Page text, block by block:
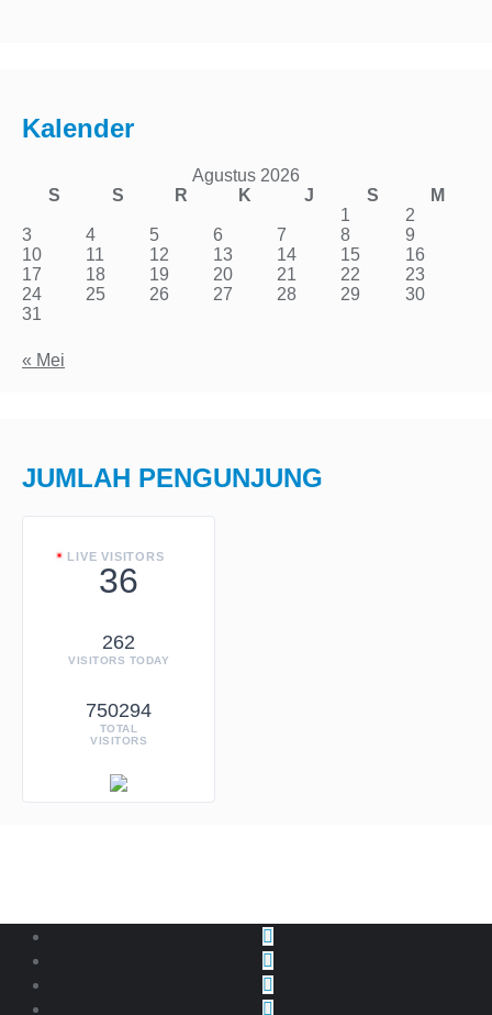
Kalender
Agustus 2026
S
S R K J S
M
1
2
3
4 5 6 7 8
9
10
11 12 13 14 15
16
17
18 19 20 21 22
23
24
25 26 27 28 29
30
31
« Mei
JUMLAH PENGUNJUNG
LIVE VISITORS
36
262
VISITORS TODAY
750294
TOTAL
VISITORS